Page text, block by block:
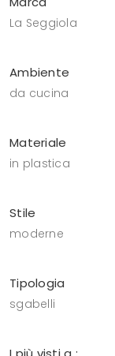
La Seggiola
Ambiente
da cucina
Materiale
in plastica
Stile
moderne
Tipologia
sgabelli